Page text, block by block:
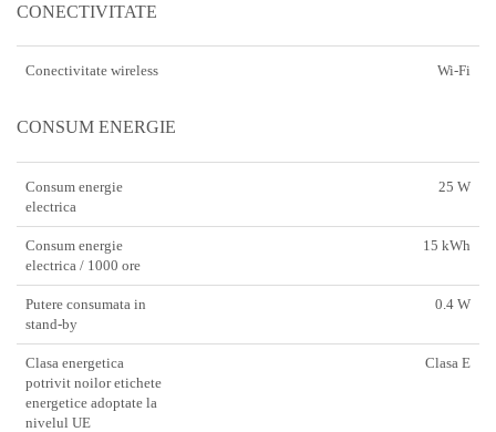
CONECTIVITATE
Conectivitate wireless Wi-Fi
CONSUM ENERGIE
Consum energie
electrica
25 W
Consum energie
electrica / 1000 ore
15 kWh
Putere consumata in
stand-by
0.4 W
Clasa energetica
potrivit noilor etichete
energetice adoptate la
nivelul UE
Clasa E